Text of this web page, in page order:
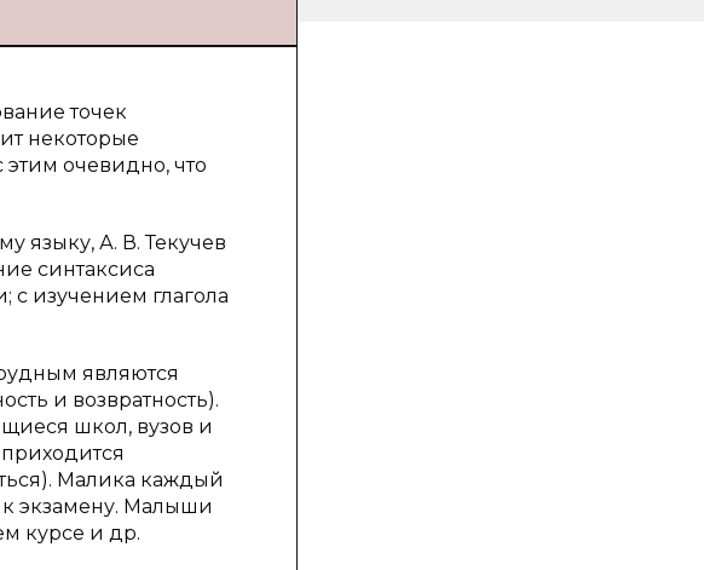
точек
некоторые
этим очевидно, что
языку, А. В. Текучев
синтаксиса
изучением глагола
являются
и возвратность).
школ, вузов и
Малика каждый
к экзамену. Малыши
курсе и др.